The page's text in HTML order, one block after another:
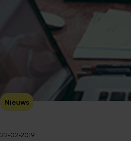
Noord-Limburg
Heerlen
Weert
Kerkrade
Nieuws
22-02-2019